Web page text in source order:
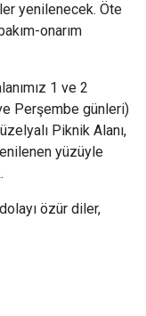
yenilenecek. Öte
onarım
1 ve 2
Perşembe günleri)
Piknik Alanı,
yüzüyle
özür diler,